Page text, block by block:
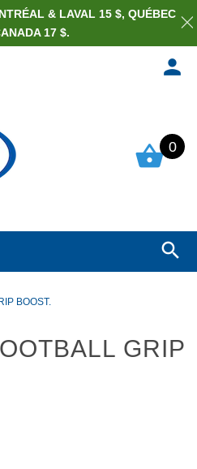
0
BOOST.
GRIP
& LAVAL 15 $, QUÉBEC
17 $.